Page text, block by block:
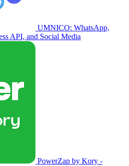
UMNICO: WhatsApp,
API, and Social Media
PowerZap by Kory -